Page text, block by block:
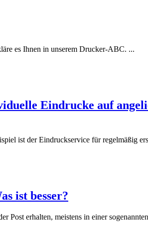
es Ihnen in unserem Drucker-ABC. ...
Eindrucke auf
ist der Eindruckservice für regelmäßig
ist besser?
erhalten, meistens in einer